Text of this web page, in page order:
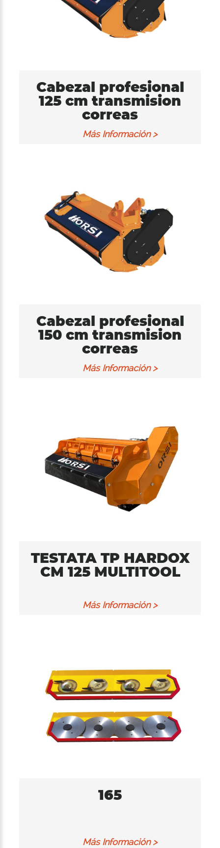
Cabezal profesional
125 cm transmision
correas
Más Información >
Cabezal profesional
150 cm transmision
correas
Más Información >
TESTATA TP HARDOX
CM 125 MULTITOOL
Más Información >
165
Más Información >